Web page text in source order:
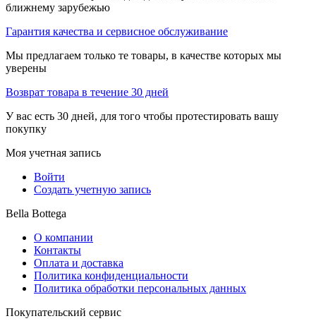
ближнему зарубежью
Гарантия качества и сервисное обслуживание
Мы предлагаем только те товары, в качестве которых мы
уверены
Возврат товара в течение 30 дней
У вас есть 30 дней, для того чтобы протестировать вашу
покупку
Моя учетная запись
Войти
Создать учетную запись
Bella Bottega
О компании
Контакты
Оплата и доставка
Политика конфиденциальности
Политика обработки персональных данных
Покупательский сервис